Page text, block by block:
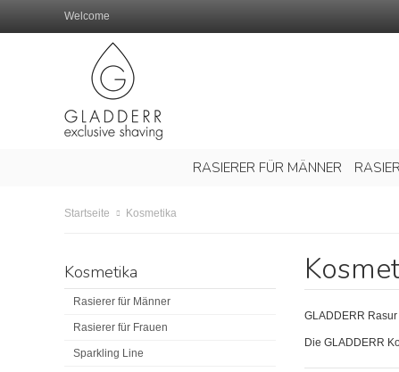
Welcome
RASIERER FÜR MÄNNER
Startseite Kosmetika
GLADDERR
Die GLADDERR
Kosmetika
Rasierer für Männer
Rasierer für Frauen
Sparkling Line